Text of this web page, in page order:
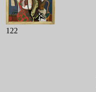
122